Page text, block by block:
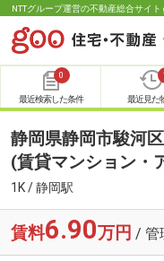
NTTグループ運営の不動産総合サイト
0
最近検索した条件 最近見た
静岡県静岡市駿河
(賃貸マンション・
1K / 静岡駅
賃料6.90万円 / 管